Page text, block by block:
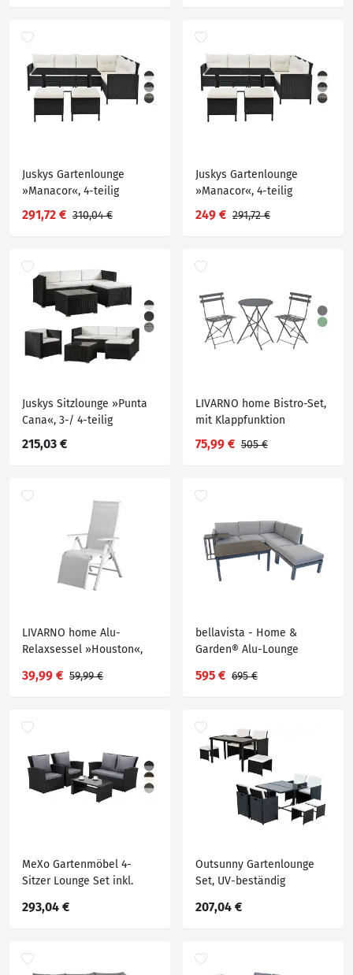
Juskys Gartenlounge
»Manacor«, 4-teilig
291,72 € 310,04 €
Juskys Gartenlounge
»Manacor«, 4-teilig
249 € 291,72 €
Juskys Sitzlounge »Punta
Cana«, 3-/ 4-teilig
215,03 €
LIVARNO home Bistro-Set,
mit Klappfunktion
75,99 € 505 €
LIVARNO home Alu-
Relaxsessel »Houston«,
39,99 € 59,99 €
bellavista - Home &
Garden® Alu-Lounge
Rückenkissen
595 € 695 €
MeXo Gartenmöbel 4-
Sitzer Lounge Set inkl.
293,04 €
Outsunny Gartenlounge
Set, UV-beständig
207,04 €